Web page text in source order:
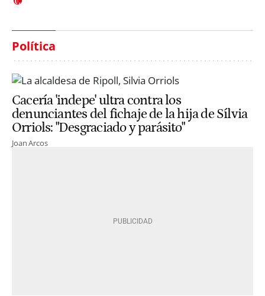
Política
Cacería 'indepe' ultra contra los
denunciantes del fichaje de la hija de Sílvia
Orriols: "Desgraciado y parásito"
Joan Arcos